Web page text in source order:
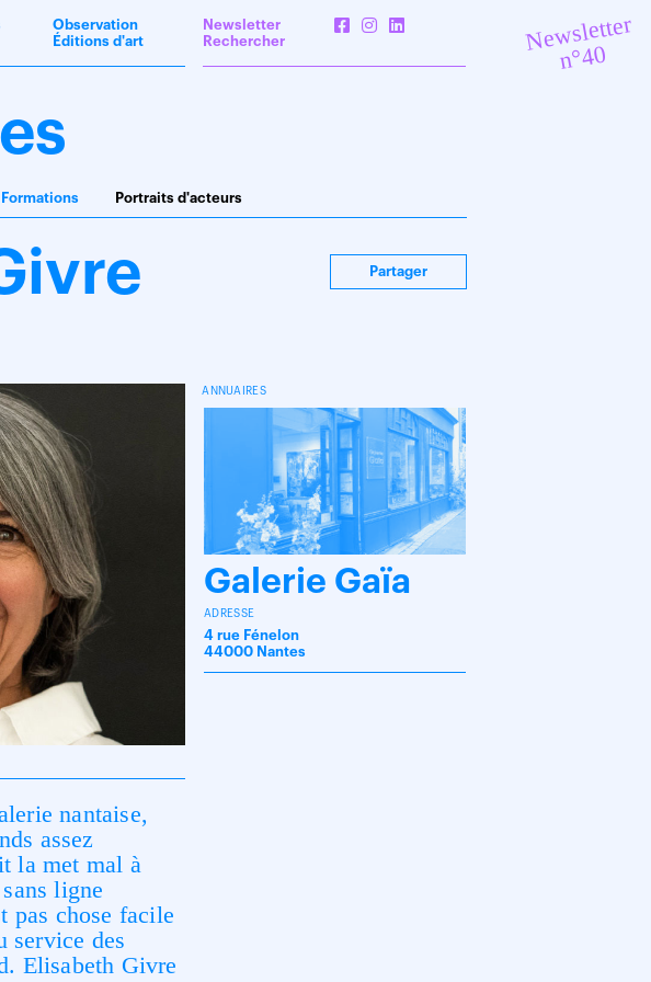
Newsletter
n°40
Observation
Éditions d'art
Newsletter
Rechercher
Formations Portraits d'acteurs
Partager
nantaise,
assez
la met mal à
ligne
pas chose facile
service des
Elisabeth Givre
ANNUAIRES
Galerie Gaïa
ADRESSE
4 rue Fénelon
44000 Nantes